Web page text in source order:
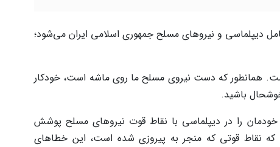
دیپلماسی و نیروهای مسلح جمهوری اسلامی ایران می‌شود؛
همانطور که دست نیروی مسلح ما روی ماشه است، خودکار
باشید.
را در دیپلماسی با نقاط قوت نیروهای مسلح پوشش
نقاط قوتی که منجر به پیروزی شده است، این خطاهای